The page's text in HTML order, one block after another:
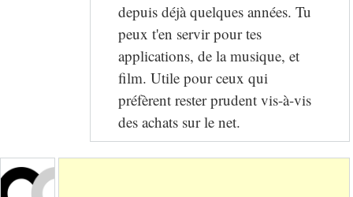
depuis déjà quelques années. Tu
peux t'en servir pour tes
applications, de la musique, et
film. Utile pour ceux qui
préfèrent rester prudent vis-à-vis
des achats sur le net.